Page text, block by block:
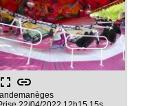
fullscreen link